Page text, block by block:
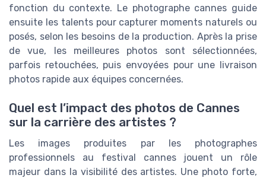
fonction du contexte. Le photographe cannes guide
ensuite les talents pour capturer moments naturels ou
posés, selon les besoins de la production. Après la prise
de vue, les meilleures photos sont sélectionnées,
parfois retouchées, puis envoyées pour une livraison
photos rapide aux équipes concernées.
Quel est l’impact des photos de Cannes
sur la carrière des artistes ?
Les images produites par les photographes
professionnels au festival cannes jouent un rôle
majeur dans la visibilité des artistes. Une photo forte,